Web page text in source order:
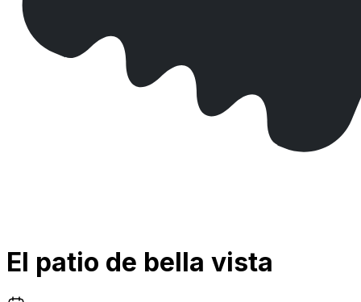
El patio de bella vista